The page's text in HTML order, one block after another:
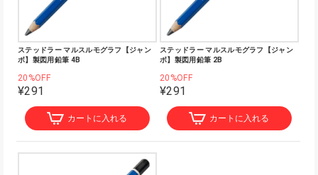
ステッドラー マルスルモグラフ【ジャン
ボ】製図用鉛筆 4B
20%OFF
¥291
カートに入れる
ステッドラー マルスルモグラフ【ジャン
ボ】製図用鉛筆 2B
20%OFF
¥291
カートに入れる